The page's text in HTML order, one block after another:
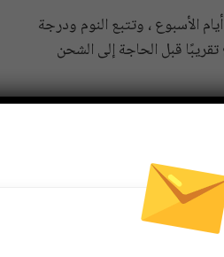
الأسبوع ، وتتبع النوم ودرجة
قبل الحاجة إلى الشحن